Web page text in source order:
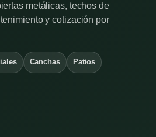
metálicas, techos de
y cotización por
Canchas Patios